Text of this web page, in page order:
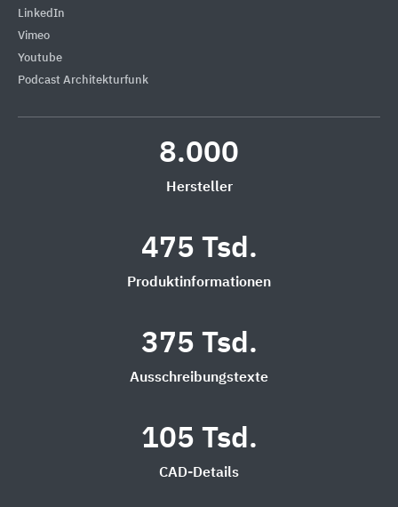
LinkedIn
Vimeo
Youtube
Podcast Architekturfunk
8.000
Hersteller
475 Tsd.
Produktinformationen
375 Tsd.
Ausschreibungstexte
105 Tsd.
CAD-Details